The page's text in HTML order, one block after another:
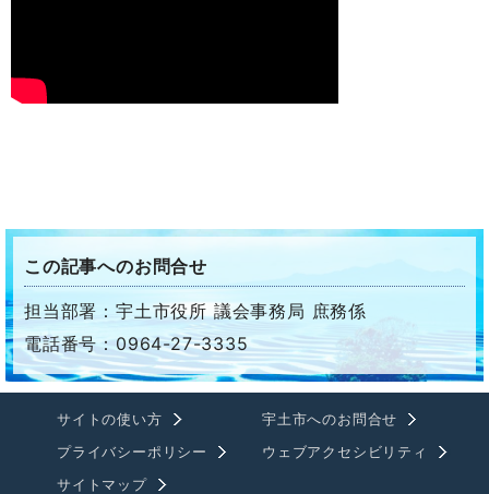
この記事へのお問合せ
担当部署：宇土市役所 議会事務局 庶務係
電話番号：0964-27-3335
サイトの使い方
宇土市へのお問合せ
プライバシーポリシー
ウェブアクセシビリティ
サイトマップ